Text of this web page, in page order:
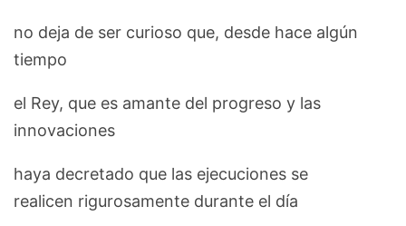
no deja de ser curioso que, desde hace algún
tiempo
el Rey, que es amante del progreso y las
innovaciones
haya decretado que las ejecuciones se
realicen rigurosamente durante el día